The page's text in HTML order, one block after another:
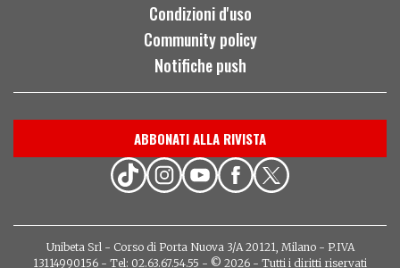
Condizioni d'uso
Community policy
Notifiche push
ABBONATI ALLA RIVISTA
Unibeta Srl - Corso di Porta Nuova 3/A 20121, Milano - P.IVA
13114990156 - Tel: 02.63.67.54.55 - © 2026 - Tutti i diritti riservati